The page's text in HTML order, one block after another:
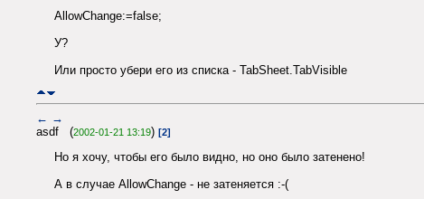
AllowChange:=false;
У?
Или просто убери его из списка - TabSheet.TabVisible
← →
asdf (2002-01-21 13:19) [2]
Но я хочу, чтобы его было видно, но оно было затенено!
А в случае AllowChange - не затеняется :-(